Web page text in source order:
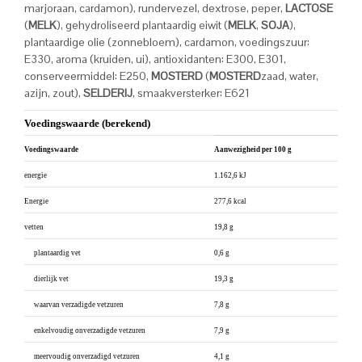
marjoraan, cardamon), rundervezel, dextrose, peper, LACTOSE
(MELK), gehydroliseerd plantaardig eiwit (MELK, SOJA),
plantaardige olie (zonnebloem), cardamon, voedingszuur:
E330, aroma (kruiden, ui), antioxidanten: E300, E301,
conserveermiddel: E250, MOSTERD(MOSTERDzaad, water,
azijn, zout), SELDERIJ, smaakversterker: E621
Voedingswaarde (berekend)
Voedingswaarde Aanwezigheid per 100 g
energie 1.162,6 kJ
Energie 277,6 kcal
vetten 19,8 g
plantaardig vet 0,6 g
dierlijk vet 19,3 g
waarvan verzadigde vetzuren 7,8 g
enkelvoudig onverzadigde vetzuren 7,9 g
meervoudig onverzadigd vetzuren 4,1 g